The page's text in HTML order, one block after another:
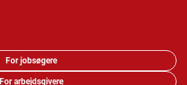
For jobsøgere
For arbejdsgivere